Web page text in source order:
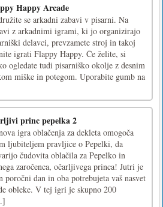
Happy Arcade
se arkadni zabavi v pisarni. Na
z arkadnimi igrami, ki jo organizirajo
delavci, prevzamete stroj in takoj
igrati Flappy Happy. Če želite, si
ogledate tudi pisarniško okolje z desnim
miške in potegom. Uporabite gumb na
princ pepelka 2
igra oblačenja za dekleta omogoča
ljubiteljem pravljice o Pepelki, da
čudovita oblačila za Pepelko in
zaročenca, očarljivega princa! Jutri je
poročni dan in oba potrebujeta vaš nasvet
obleke. V tej igri je skupno 200